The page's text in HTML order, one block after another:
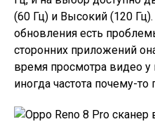
(60 Гц) и Высокий (120
обновления есть
сторонних приложений
время просмотра видео у
иногда частота почему-